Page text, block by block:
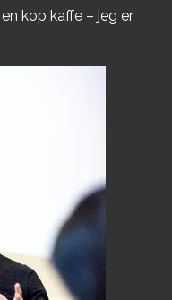
kop kaffe – jeg er